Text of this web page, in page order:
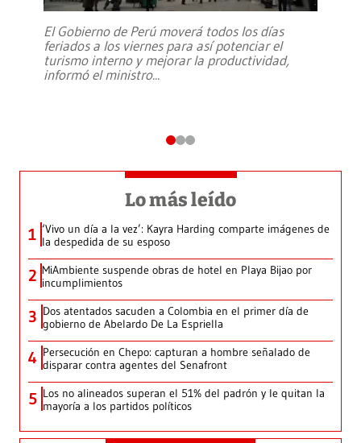
El Gobierno de Perú moverá todos los días
feriados a los viernes para así potenciar el
turismo interno y mejorar la productividad,
informó el ministro...
Lo más leído
1 ‘Vivo un día a la vez’: Kayra Harding comparte imágenes de
la despedida de su esposo
2 MiAmbiente suspende obras de hotel en Playa Bijao por
incumplimientos
3 Dos atentados sacuden a Colombia en el primer día de
gobierno de Abelardo De La Espriella
4 Persecución en Chepo: capturan a hombre señalado de
disparar contra agentes del Senafront
5 Los no alineados superan el 51% del padrón y le quitan la
mayoría a los partidos políticos